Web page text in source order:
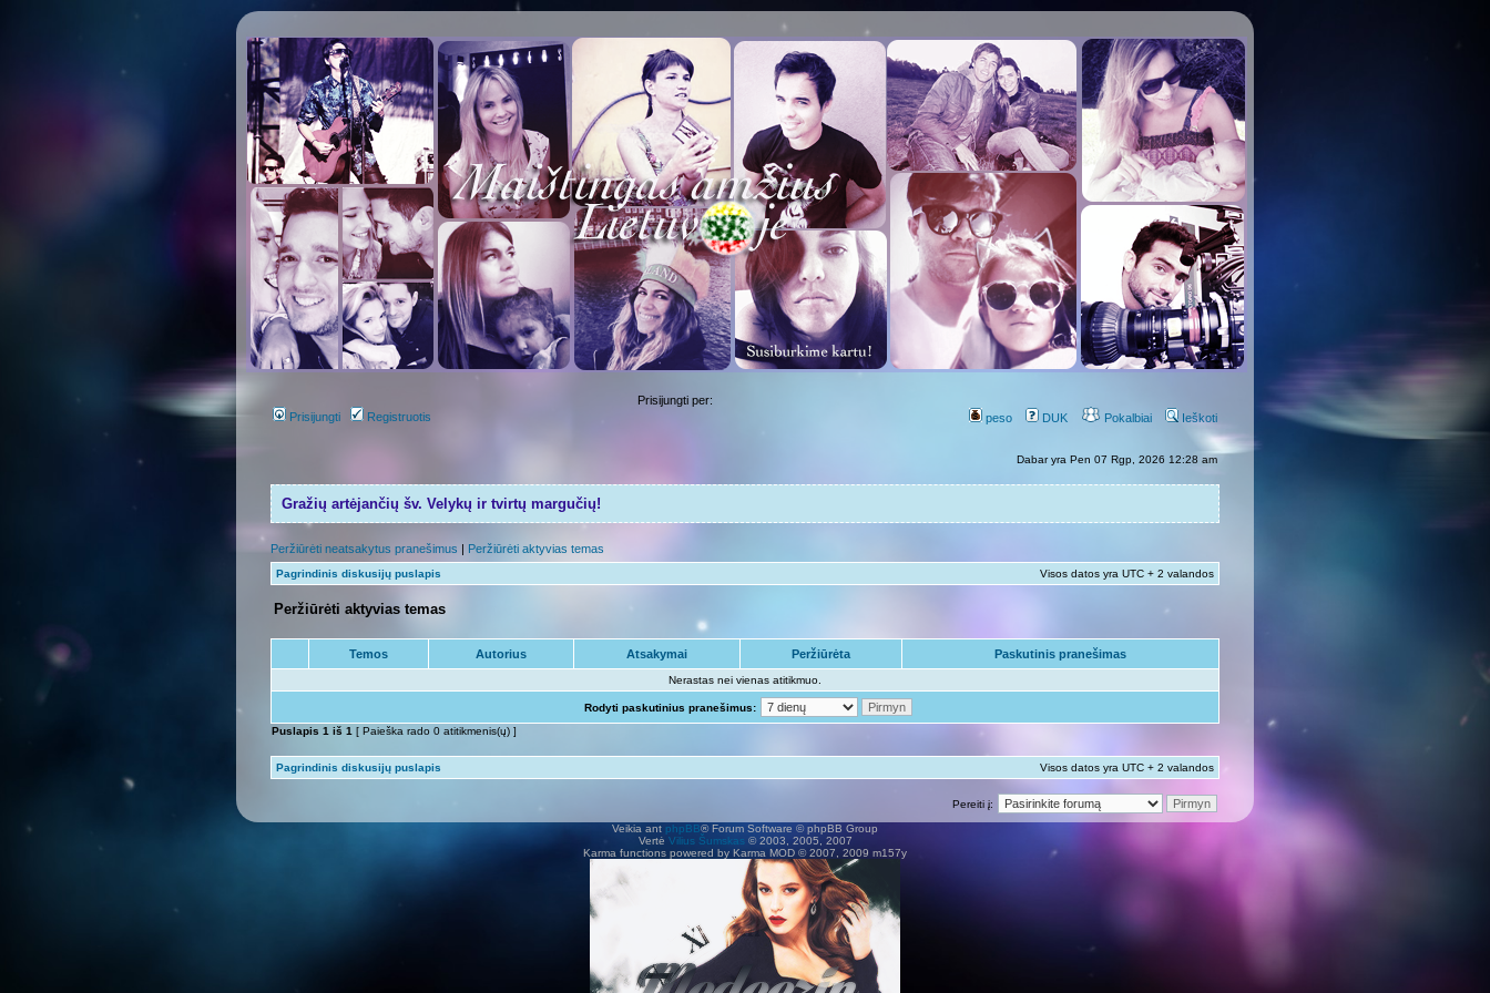
Prisijungti Registruotis
Prisijungti per:
peso
DUK Pokalbiai Ieškoti
Dabar yra Pen 07 Rgp, 2026 12:28 am
Gražių artėjančių šv. Velykų ir tvirtų margučių!
Peržiūrėti neatsakytus pranešimus | Peržiūrėti aktyvias temas
Pagrindinis diskusijų puslapis Visos datos yra UTC + 2 valandos
Peržiūrėti aktyvias temas
Temos Autorius Atsakymai Peržiūrėta Paskutinis pranešimas
Nerastas nei vienas atitikmuo.
Rodyti paskutinius pranešimus:
Puslapis 1 iš 1 [ Paieška rado 0 atitikmenis(ų) ]
Pagrindinis diskusijų puslapis Visos datos yra UTC + 2 valandos
Pereiti į:
Veikia ant phpBB® Forum Software © phpBB Group
Vertė Vilius Šumskas © 2003, 2005, 2007
Karma functions powered by Karma MOD © 2007, 2009 m157y